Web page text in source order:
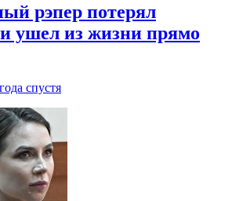
рэпер потерял
ушел из жизни прямо
спустя